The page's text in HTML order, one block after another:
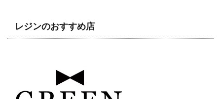
レジンのおすすめ店